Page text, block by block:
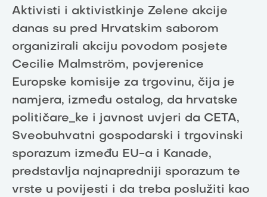
Aktivisti i aktivistkinje Zelene akcije
danas su pred Hrvatskim saborom
organizirali akciju povodom posjete
Cecilie Malmström, povjerenice
Europske komisije za trgovinu, čija je
namjera, između ostalog, da hrvatske
političare_ke i javnost uvjeri da CETA,
Sveobuhvatni gospodarski i trgovinski
sporazum između EU-a i Kanade,
predstavlja najnapredniji sporazum te
vrste u povijesti i da treba poslužiti kao